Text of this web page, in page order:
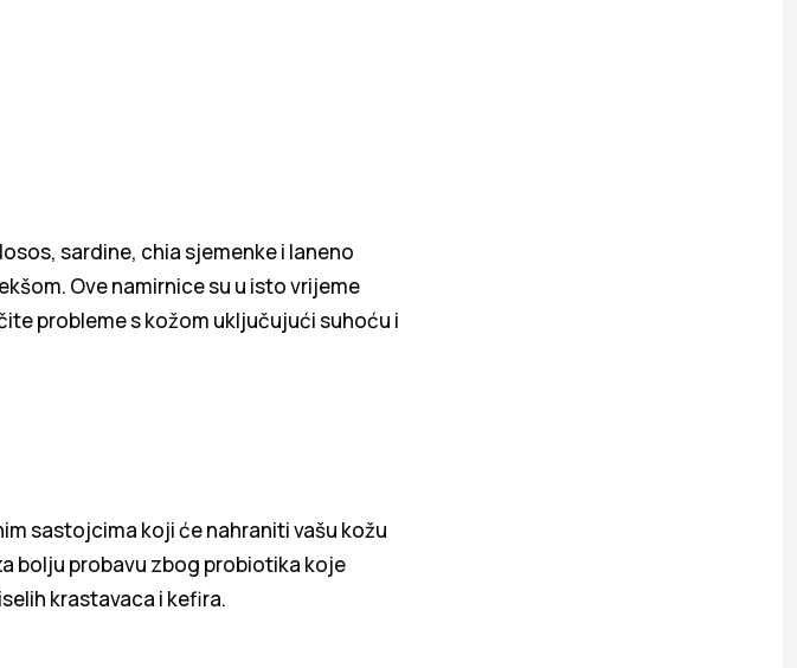
sardine, chia sjemenke i laneno
Ove namirnice su u isto vrijeme
probleme s kožom uključujući suhoću i
sastojcima koji će nahraniti vašu kožu
bolju probavu zbog probiotika koje
krastavaca i kefira.